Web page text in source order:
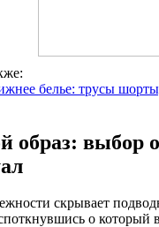
белье: трусы
образ: выбор
скрывает
о который